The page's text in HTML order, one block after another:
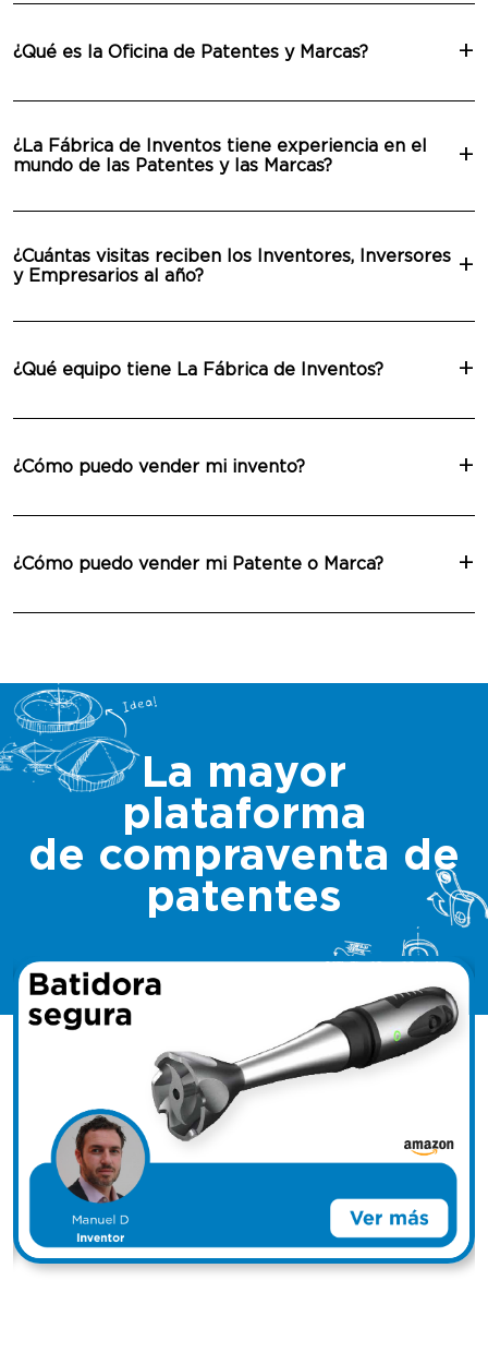
¿Qué es la Oficina de Patentes y Marcas?
¿La Fábrica de Inventos tiene experiencia en el
mundo de las Patentes y las Marcas?
¿Cuántas visitas reciben los Inventores, Inversores
y Empresarios al año?
¿Qué equipo tiene La Fábrica de Inventos?
¿Cómo puedo vender mi invento?
¿Cómo puedo vender mi Patente o Marca?
La mayor
plataforma
de compraventa de
patentes